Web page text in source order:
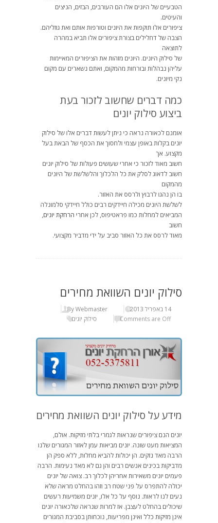
הטבעיים של היונים אלו הם העורבים, הבזים, הניצים
והעיטים.
ציפורים אלו תוקפות את היונים וטורפות אותם ואת גוזליהם.
הצבה של דחלילים בצורת ציפורים אלו תביא במהרה
לתוצאה
של סילוק היונים. היונים מזהות את הציפורים המאיימות
עליהן נבהלות ובורחות מהמקום, ואתם נשארים עם מקום
נקי מיונים.
כמה דברים שחשוב לזכור בעת
ביצוע סילוק יונים
אומנם לכאורה נראה כי ניתן לעשות דברים אלו של סילוק
יונים בקלות באופן עצמי ולחסוך את הכסף של הבאת בעל
מקצוע. אך
חשוב מאוד לזכור כי אחרי שעושים פעולות של סילוק יונים
חשוב לדאוג לסלק את כל הלכלוך והלשלשת של היונים
מהמקום
בו הן נהגו לרבוץ ולרסס את האזור.
לשלשת היונים מכילה חיידקים רבים כולל חיידקי סלמונלה
המביאים למחלות כמו פראטיפוס, לכן אחרי הרחקת יונים,
חשוב
מאוד לרסס את כל האזור סביב על ידי מדביר מקצועי.
סילוק יונים השוואת מחירים
14 באפריל 2013
By Webmaster
Comments are Off
סילוק יונים
מידע על סילוק יונים השוואת מחירים
יונים הנם ציפורים שנראות לגמרי בלתי מזיקות. אולם,
המציאות מעט שונה. יונים מביאות עמן לאזור המגורים שלנו
הרבה מאד נזקים. הן יכולות להביא מחלות, ללא ספק הן
מדביקות בכינים אנשים רבים והן גם לא מאד נעימות. הרבה
פעמים יונים משאירות אחריהן לכלוך רב. צואה של יונים
יכולה להתפרס על פני שטח רב וזהו בהחלט מראה שלא
נעים לנו לראות. נוסף על כל אלו, יונים משמיעות רעשים
שיכולים בהחלט לעצבן. אז למרות שנראה שלכאורה יונים
אינן מזיקות כלל ואינן מפריעות, נוכחותן בסביבת המגורים